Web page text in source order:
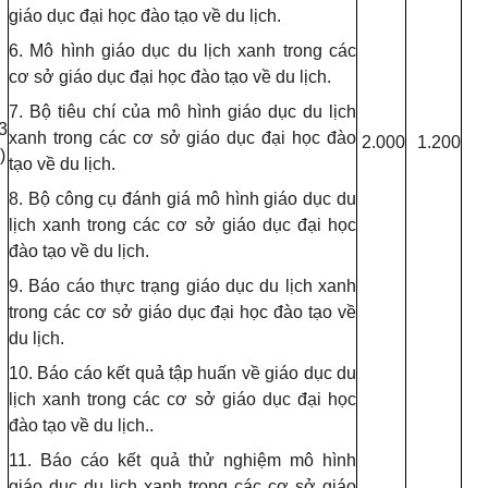
giáo dục đại học đào tạo về du lịch.
6. Mô hình giáo dục du lịch xanh trong các
cơ sở giáo dục đại học đào tạo về du lịch.
7. Bộ tiêu chí của mô hình giáo dục du lịch
xanh trong các cơ sở giáo dục đại học đào
tạo về du lịch.
8. Bộ công cụ đánh giá mô hình giáo dục du
lịch xanh trong các cơ sở giáo dục đại học
đào tạo về du lịch.
9. Báo cáo thực trạng giáo dục du lịch xanh
trong các cơ sở giáo dục đại học đào tạo về
du lịch.
10. Báo cáo kết quả tập huấn về giáo dục du
lịch xanh trong các cơ sở giáo dục đại học
đào tạo về du lịch..
11. Báo cáo kết quả thử nghiệm mô hình
2.000 1.200